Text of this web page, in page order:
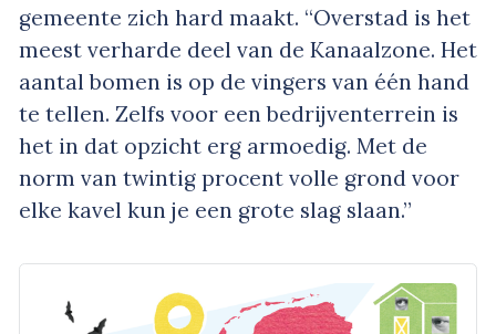
gemeente zich hard maakt. “Overstad is het
meest verharde deel van de Kanaalzone. Het
aantal bomen is op de vingers van één hand
te tellen. Zelfs voor een bedrijventerrein is
het in dat opzicht erg armoedig. Met de
norm van twintig procent volle grond voor
elke kavel kun je een grote slag slaan.”